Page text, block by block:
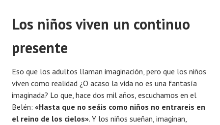
Los niños viven un continuo
presente
Eso que los adultos llaman imaginación, pero que los niños
viven como realidad ¿O acaso la vida no es una fantasía
imaginada? Lo que, hace dos mil años, escuchamos en el
Belén: «Hasta que no seáis como niños no entrareis en
el reino de los cielos». Y los niños sueñan, imaginan,